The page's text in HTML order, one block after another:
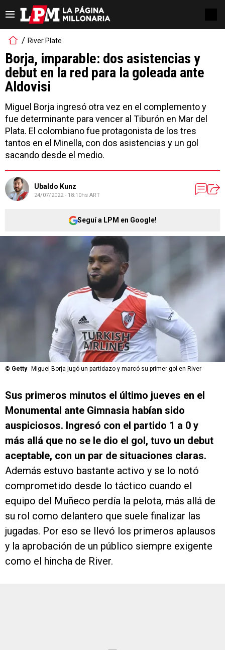
River Plate
Borja, imparable: dos asistencias y
debut en la red para la goleada ante
Aldovisi
Miguel Borja ingresó otra vez en el complemento y
fue determinante para vencer al Tiburón en Mar del
Plata. El colombiano fue protagonista de los tres
tantos en el Minella, con dos asistencias y un gol
sacando desde el medio.
Ubaldo Kunz
24/07/2022 - 18:10hs ART
Seguí a LPM en Google!
© Getty Miguel Borja jugó un partidazo y marcó su primer gol en River
Sus primeros minutos el último jueves en el
Monumental ante Gimnasia habían sido
auspiciosos. Ingresó con el partido 1 a 0 y
más allá que no se le dio el gol, tuvo un debut
aceptable, con un par de situaciones claras.
Además estuvo bastante activo y se lo notó
comprometido desde lo táctico cuando el
equipo del Muñeco perdía la pelota, más allá de
su rol como delantero que suele finalizar las
jugadas. Por eso se llevó los primeros aplausos
y la aprobación de un público siempre exigente
como el hincha de River.